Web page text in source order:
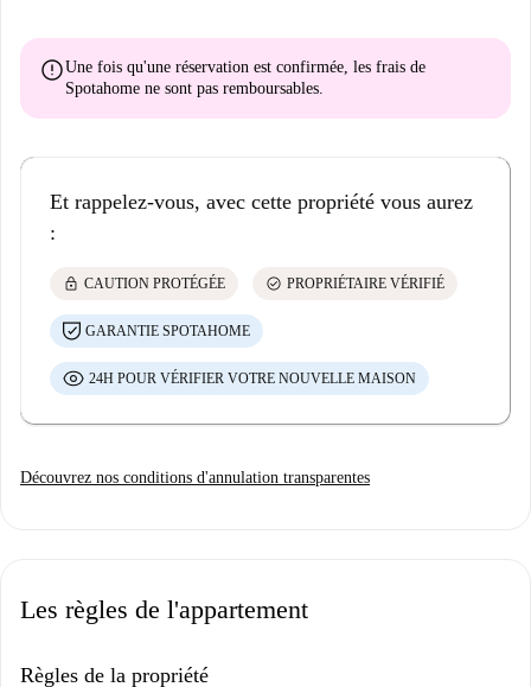
errorUne fois qu'une réservation est confirmée, les frais de
Spotahome ne sont pas remboursables
Et rappelez-vous, avec cette propriété vous aurez
:
lock CAUTION PROTÉGÉE check_circle PROPRIÉTAIRE VÉRIFIÉ
GARANTIE SPOTAHOME
24H POUR VÉRIFIER VOTRE NOUVELLE MAISON
Découvrez nos conditions d'annulation transparentes
Les règles de l'appartement
Règles de la propriété